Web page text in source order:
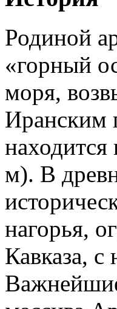
Родиной
«горный
моря,
Иранским
м). В
нагорья,
Кавказа,